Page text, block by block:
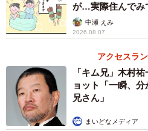
が…実際住んでみ
中瀬 えみ
2026.08.07
アクセスラ
「キム兄」木村
ョット「一瞬、
兄さん」
まいどなメディア